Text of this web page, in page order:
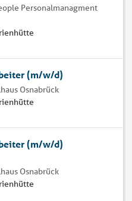
Personalmanagment
(m/w/d)
Osnabrück
(m/w/d)
Osnabrück